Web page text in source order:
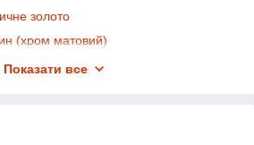
золото
(хром матовий)
полірована
яскраве
Показати все